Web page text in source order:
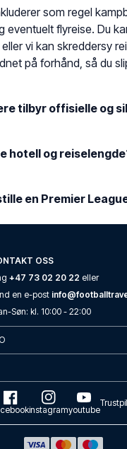
som regel
eventuelt flyreise. Du
vi kan skreddersy
på forhånd, så du
tilbyr offisielle og
hotell og
en Premier
OSS
+47 73 02 20 22 eller
en e-post
-Søn: kl. 10:00 - 22:00
instagramyoutube